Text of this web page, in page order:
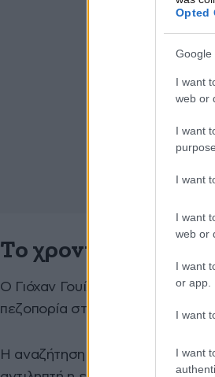
Opted
Google
I want
web or
I want
I want
I want
web or
I want
or app.
I want
I want
Το χρονικό της
O Γιόχαν Γουίλιαμς είχε
πεζοπορία στο Φαράγγι της
Η αναζήτηση για τον εντοπισμό